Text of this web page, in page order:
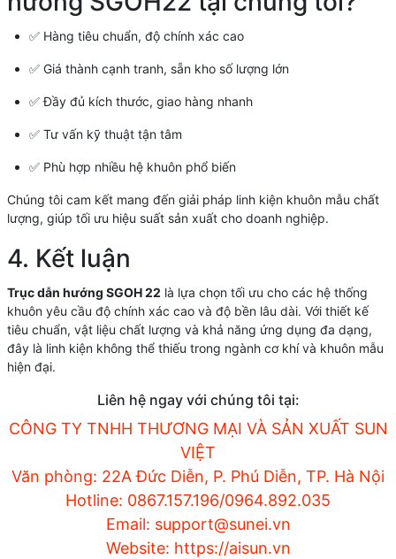
✅ Hàng tiêu chuẩn, độ chính xác cao
✅ Giá thành cạnh tranh, sẵn kho số lượng lớn
✅ Đầy đủ kích thước, giao hàng nhanh
✅ Tư vấn kỹ thuật tận tâm
✅ Phù hợp nhiều hệ khuôn phổ biến
Chúng tôi cam kết mang đến giải pháp linh kiện khuôn mẫu chất
lượng, giúp tối ưu hiệu suất sản xuất cho doanh nghiệp.
4. Kết luận
Trục dẫn hướng SGOH 22 là lựa chọn tối ưu cho các hệ thống
khuôn yêu cầu độ chính xác cao và độ bền lâu dài. Với thiết kế
tiêu chuẩn, vật liệu chất lượng và khả năng ứng dụng đa dạng,
đây là linh kiện không thể thiếu trong ngành cơ khí và khuôn mẫu
hiện đại.
Liên hệ ngay với chúng tôi tại:
CÔNG TY TNHH THƯƠNG MẠI VÀ SẢN XUẤT SUN
VIỆT
Văn phòng: 22A Đức Diễn, P. Phú Diễn, TP. Hà Nội
Hotline: 0867.157.196/0964.892.035
Email: support@sunei.vn
Website: https://aisun.vn